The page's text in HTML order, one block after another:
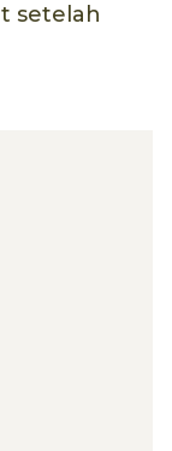
setelah